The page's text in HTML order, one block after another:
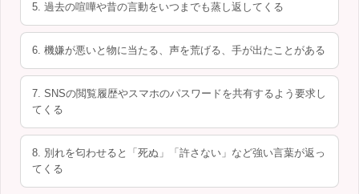
5. 過去の喧嘩や昔の言動をいつまでも蒸し返してくる
6. 機嫌が悪いと物に当たる、声を荒げる、手が出たことがある
7. SNSの閲覧履歴やスマホのパスワードを共有するよう要求し
てくる
8. 別れを匂わせると「死ぬ」「許さない」など強い言葉が返っ
てくる